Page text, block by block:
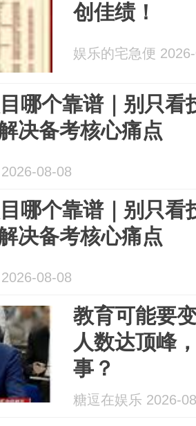
创佳绩！
娱乐的宅急便
哪个靠谱｜别只看
决备考核心痛点
08-08
哪个靠谱｜别只看
决备考核心痛点
08-08
教育可能要
人数达顶峰
事？
糖逗在娱乐 2026-